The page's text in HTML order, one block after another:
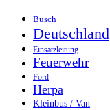
Busch
Deutschland
Einsatzleitung
Feuerwehr
Ford
Herpa
Kleinbus / Van